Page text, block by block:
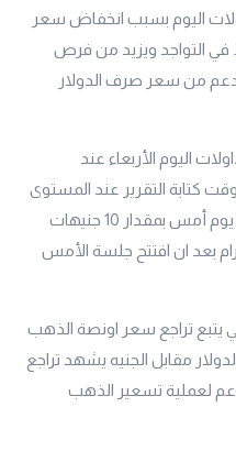
اليوم بسبب انخفاض سعر
في التواجد ويزيد من فرص
من سعر صرف الدولار
اليوم الأربعاء عند
وقت كتابة التقرير عند المستوى
4613 جنيه للجرام وذلك بعد أن ارتفع يوم أمس بمقدار 10 جنيهات
4640 جنيه للجرام بعد ان افتتح جلسة الأمس
يتبع تراجع سعر اونصة الذهب
مقابل الجنيه يشهد تراجع
لعملية تسعير الذهب